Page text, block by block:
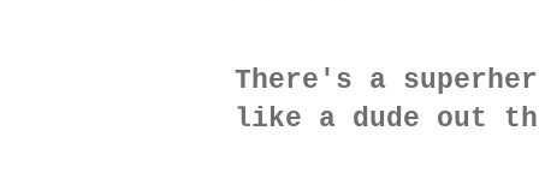
There's a
like a dude out